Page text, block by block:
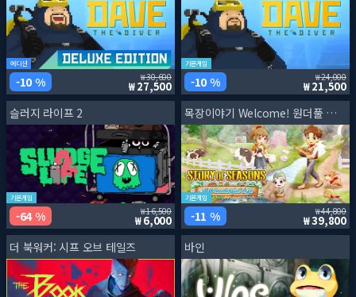
에디션
10 % 30,600
27,500
기본게임
10 % 24,000
21,500
슬러지 라이프 2
기본게임
64 % 16,500
6,000
목장이야기 Welcome! 원더풀 라이프
기본게임
11 % 44,800
39,800
더 북워커: 시프 오브 테일즈 바인